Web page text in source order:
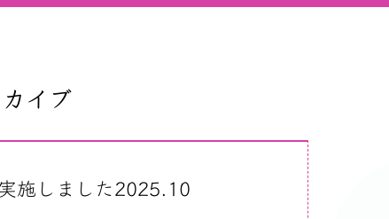
イブ
施しました2025.10